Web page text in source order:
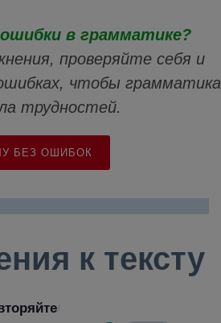
в грамматике?
проверяйте себя и
чтобы грамматика
трудностей.
БЕЗ ОШИБОК
к тексту
/